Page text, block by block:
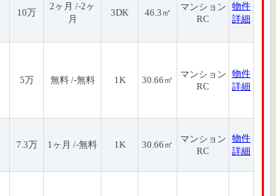
10万
2ヶ月 /-2ヶ
月
3DK 46.3㎡
マンション
RC
物件
詳細
5万 無料 /-無料 1K 30.66㎡
マンション
RC
物件
詳細
7.3万 1ヶ月 /-無料 1K 30.66㎡
マンション
RC
物件
詳細